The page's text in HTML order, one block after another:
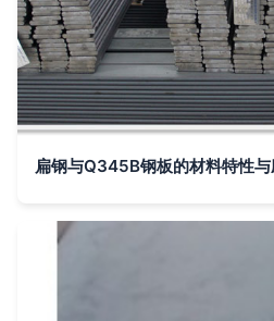
扁钢与Q345B钢板的材料特性